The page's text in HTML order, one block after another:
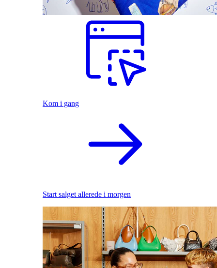
Kom i gang
Start salget allerede i morgen